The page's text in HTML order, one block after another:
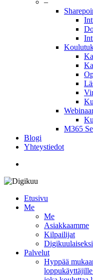
–
M365
Blogi
Yhteystiedot
Etusivu
Me
Me
Asiakkaamme
Kilpailijat
Digikuulaiseksi
Palvelut
Hyppää